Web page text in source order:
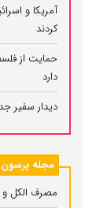
آمریکا و
کردند
حمایت از
دارد
دیدار سفیر
مجله پرسون
مصرف الکل و